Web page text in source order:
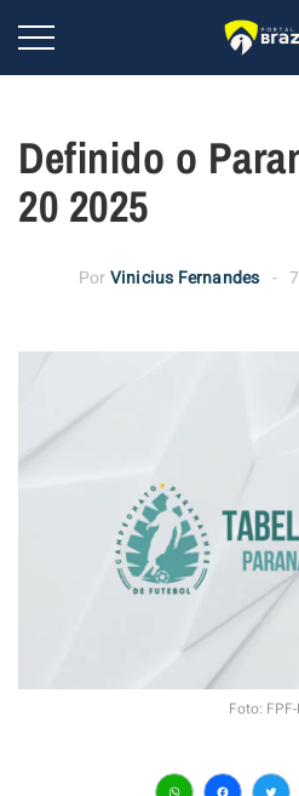
Definido o
20 2025
PorVinicius Fernandes
Foto: FPF-